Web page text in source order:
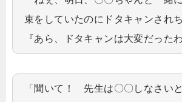
束をしていたのにドタキャンされち
『あら、ドタキャンは大変だった
「聞いて！ 先生は〇〇しなさい